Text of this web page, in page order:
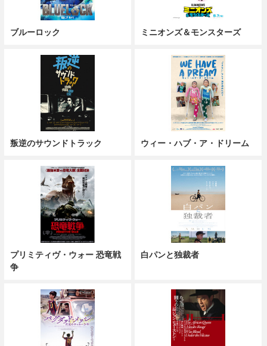
ブルーロック ミニオンズ＆モンスターズ
叛逆のサウンドトラック ウィー・ハブ・ア・ドリーム
プリミティヴ・ウォー 恐竜戦
争
白パンと独裁者